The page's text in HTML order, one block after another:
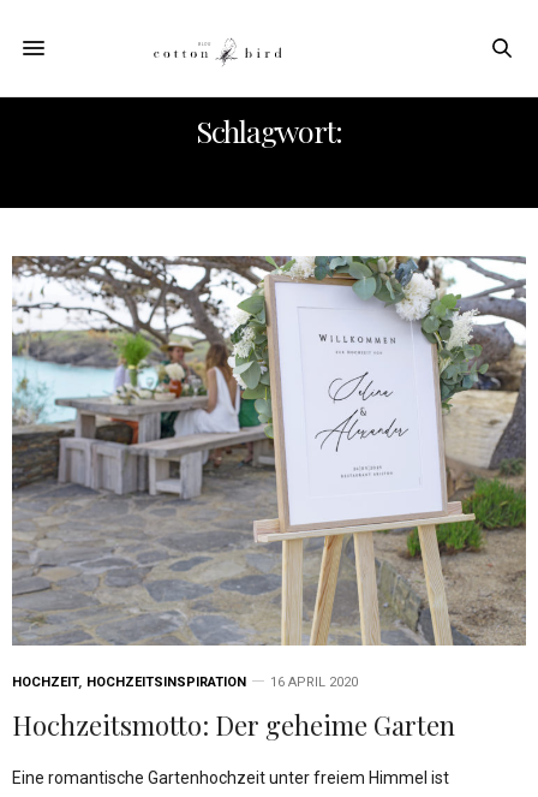
Schlagwort:
HOCHZEIT, HOCHZEITSINSPIRATION 16 APRIL 2020
Hochzeitsmotto: Der geheime Garten
Eine romantische Gartenhochzeit unter freiem Himmel ist